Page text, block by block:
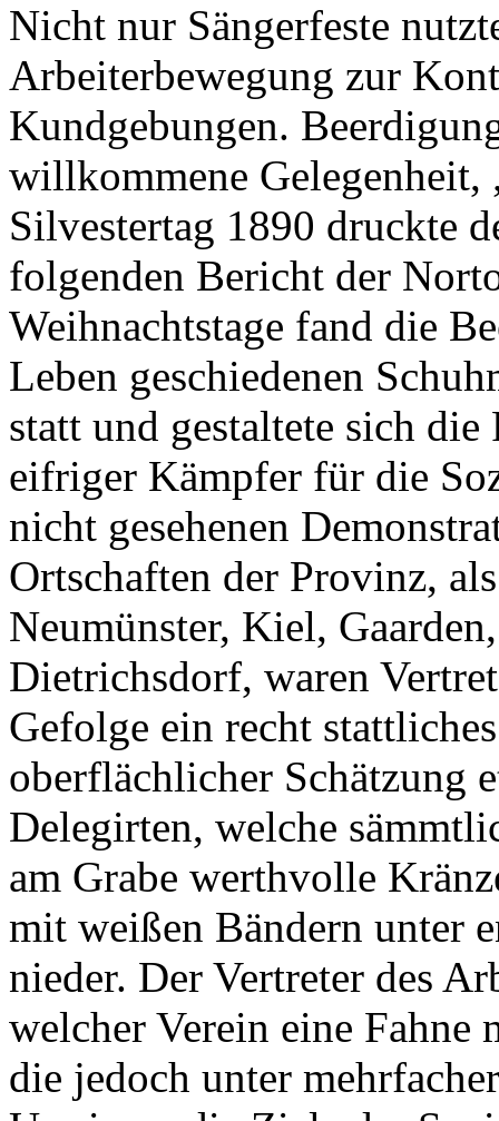
Nicht nur Sängerfeste
Arbeiterbewegung zur
Kundgebungen.
willkommene Gelegenheit,
Silvestertag 1890 druckte
folgenden Bericht der
Weihnachtstage fand die
Leben geschiedenen
statt und gestaltete sich die
eifriger Kämpfer für die
nicht gesehenen
Ortschaften der Provinz,
Neumünster, Kiel,
Dietrichsdorf, waren
Gefolge ein recht
oberflächlicher Schätzung
Delegirten, welche
am Grabe werthvolle
mit weißen Bändern unter
nieder. Der Vertreter des
welcher Verein eine Fahne
die jedoch unter